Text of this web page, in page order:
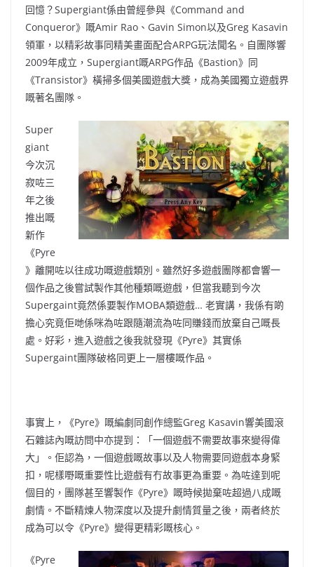
回憶？Supergiant係由曾經參與《Command and
Conqueror》嘅Amir Rao、Gavin Simon以及Greg Kasavin
領軍，以精彩故事同精美畫面配合ARPG玩法聞名。自團隊響
2009年成立，Supergiant嘅ARPG作品《Bastion》同
《Transistor》橫掃多個美國遊戲大獎，成為美國獨立遊戲界
嘅著名團隊。
Super
giant
今次沉
寂咗三
年之後
推出嘅
新作
《Pyre
》離開咗以往成功嘅遊戲類別。雖然好多遊戲團隊都會響一
個作品之後嘗試製作其他種類嘅遊戲，但當我聽到今次
Supergaint竟然係要製作MOBA類遊戲… 老實講，我係有啲
擔心究竟佢哋係咪為咗跟隨潮流為咗同賺錢而放棄自己嘅長
處。好彩，進入遊戲之後我就發現《Pyre》其實係
Supergaint團隊破格同更上一層樓嘅作品。
事實上，《Pyre》嘅編劇同創作總監Greg Kasavin響美國滾
石雜誌內嘅訪問中亦提到：「一個遊戲不需要故事來變得偉
大」。佢認為，一個遊戲嘅故事以及人物需要同遊戲本身緊
扣，呢樣嘢嘅重要性比遊戲有冇故事更為重要。為咗達到呢
個目的，團隊甚至響製作《Pyre》嘅時候拋棄咗超過八成嘅
劇情。不斷精煉人物深度以及提升劇情質量之後，兩者終於
成為可以令《Pyre》變得更精彩嘅核心。
《Pyre